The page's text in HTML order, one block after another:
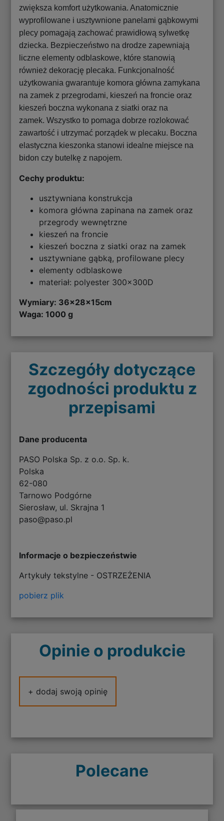
zwiększa komfort użytkowania. Anatomicznie
wyprofilowane i usztywnione panelami gąbkowymi
plecy pomagają zachować prawidłową sylwetkę
dziecka. Bezpieczeństwo na drodze zapewniają
liczne elementy odblaskowe, które stanowią
również dekorację plecaka. Funkcjonalność
użytkowania gwarantuje komora główna zamykana
na zamek z przegrodami, kieszeń na froncie oraz
kieszeń boczna wykonana z siatki oraz na
zamek. Wszystko to pomaga dobrze rozlokować
zawartość i utrzymać porządek w plecaku. Boczna
elastyczna kieszonka stanowi idealne miejsce na
bidon czy butelkę z napojem.
Cechy produktu:
usztywniana konstrukcja
komora główna zapinana na zamek oraz
przegrody wewnętrzne
kieszeń na froncie
kieszeń boczna z siatki oraz na zamek
usztywniane gąbką, profilowane plecy
elementy odblaskowe
materiał: polyester 300x300D
Wymiary: 36x28x15cm
Waga: 1000 g
Szczegóły dotyczące
zgodności produktu z
przepisami
Dane producenta
PASO Polska Sp. z o.o. Sp. k.
Polska
62-080
Tarnowo Podgórne
Sierosław, ul. Skrajna 1
paso@paso.pl
Informacje o bezpieczeństwie
Artykuły tekstylne - OSTRZEŻENIA
pobierz plik
Opinie o produkcie
+ dodaj swoją opinię
Polecane